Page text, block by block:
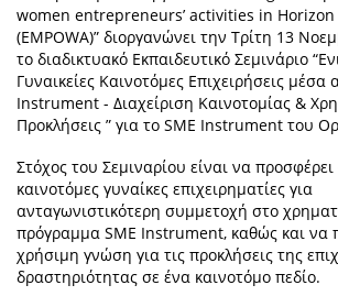
women entrepreneurs’ activities in Horizon
(EMPOWA)” διοργανώνει την Τρίτη 13
το διαδικτυακό Εκπαιδευτικό Σεμινάριο
Γυναικείες Καινοτόμες Επιχειρήσεις μέσα
Instrument - Διαχείριση Καινοτομίας &
Προκλήσεις ” για το SME Instrument του
Στόχος του Σεμιναρίου είναι να
καινοτόμες γυναίκες επιχειρηματίες για
ανταγωνιστικότερη συμμετοχή στο
πρόγραμμα SME Instrument, καθώς και να
χρήσιμη γνώση για τις προκλήσεις της
δραστηριότητας σε ένα καινοτόμο πεδίο.